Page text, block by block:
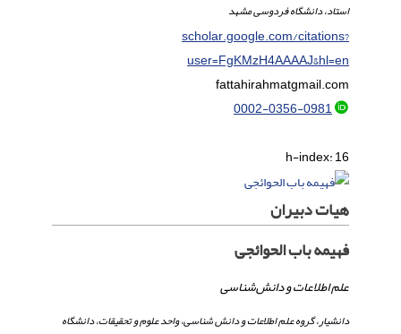
استاد، دانشگاه فردوسی مشهد
scholar.google.com/citations?
user=FgKMzH4AAAAJ&hl=en
fattahirahmatgmail.com
0002-0356-0981
h-index:16
هیات دبیران
فهیمه باب الحوائجی
علم اطلاعات و دانش‌شناسی
دانشیار، گروه علم اطلاعات و دانش شناسی، واحد علوم و تحقیقات، دانشگاه